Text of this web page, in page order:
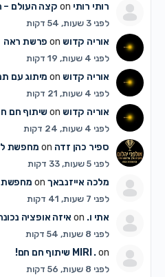
רותי רותיon קצה העולם –
לפני 3 שעות, 54 דקות
אוריה קדושon פרשת ראה
לפני 4 שעות, 19 דקות
אוריה קדושon מיתוג עם
לפני 4 שעות, 21 דקות
אוריה קדושon שיתוף חם
לפני 4 שעות, 24 דקות
ספיר כהן זדהon מחפשת
לפני 5 שעות, 33 דקות
מלכה אייזנבאךon מחפשת
לפני 7 שעות, 41 דקות
אתי ו.on איזה אופציה
לפני 8 שעות, 54 דקות
MIRI .on שיתוף חם חם!
לפני 8 שעות, 56 דקות